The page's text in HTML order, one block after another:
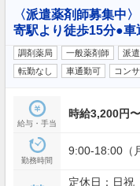
〈派遣薬剤師募集中
寄駅より徒歩15分●車
調剤薬局 一般薬剤師 派遣
転勤なし
車通勤可 コン
給与・手当
時給3,200円〜
勤務時間
9:00-18:00（
定休日：日祝 ＜ファル・メイトの休暇制度＞ ＊有給